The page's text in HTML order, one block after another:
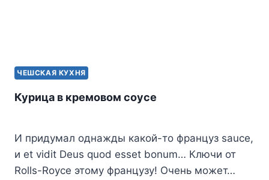
ЧЕШСКАЯ КУХНЯ
Курица в кремовом соусе
И придумал однажды какой-то француз sauce,
и et vidit Deus quod esset bonum… Ключи от
Rolls-Royce этому французу! Очень может…